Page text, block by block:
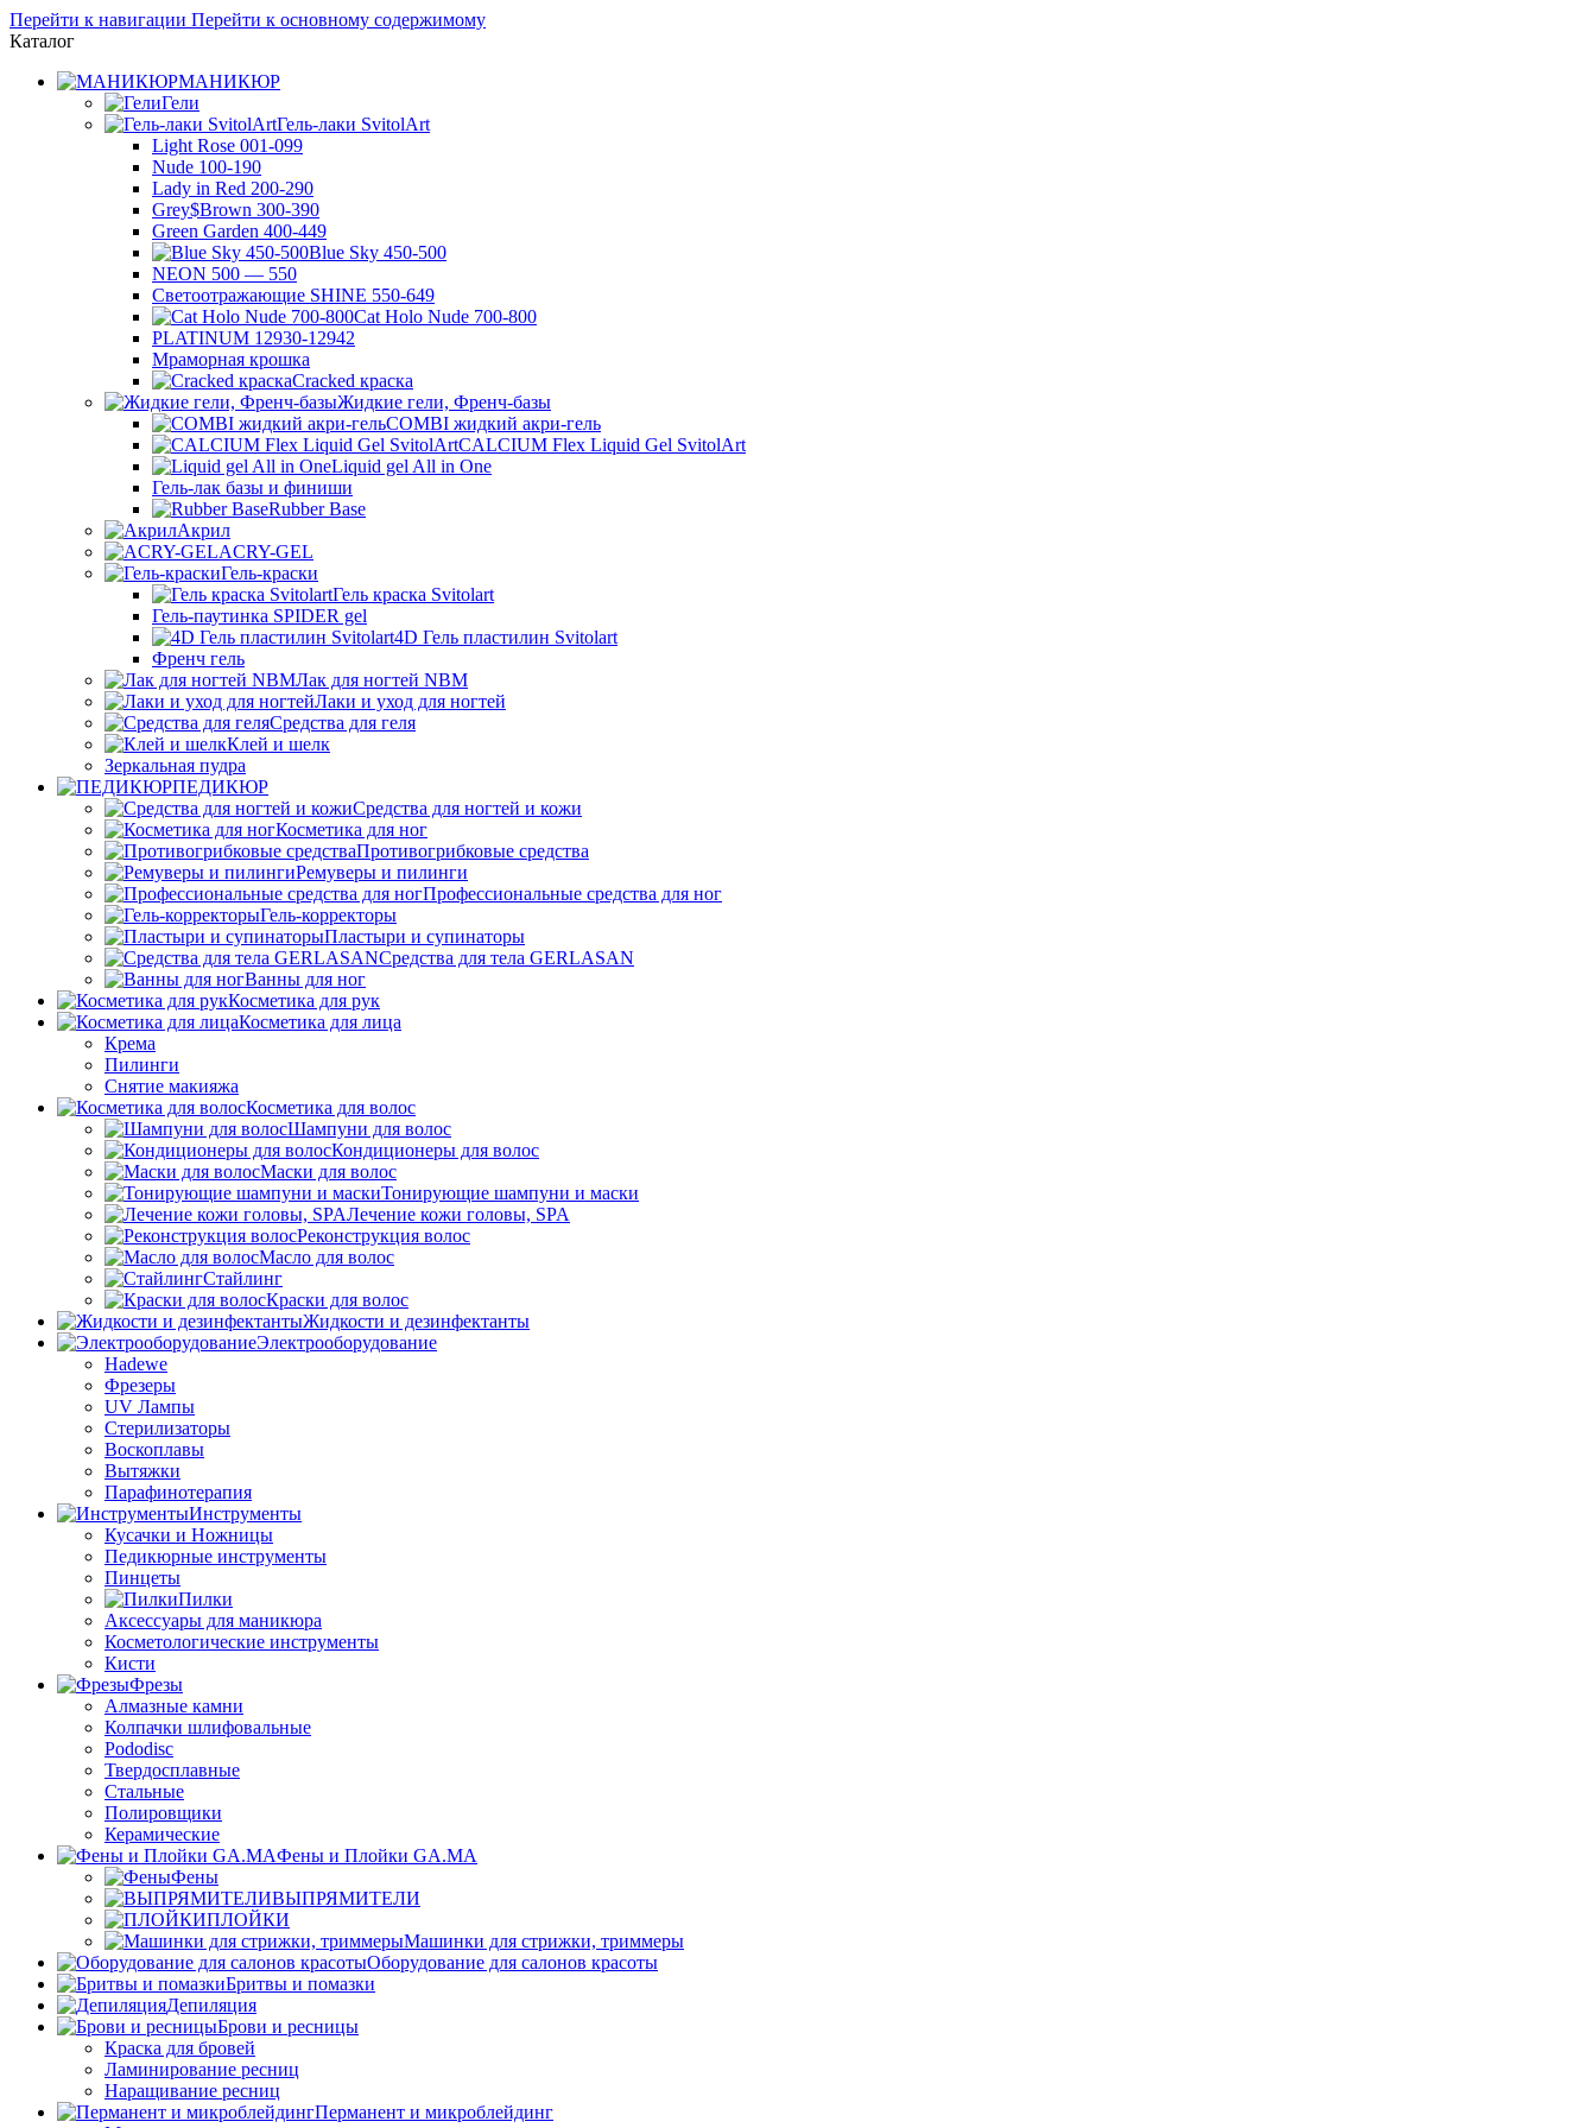
Перейти к навигации Перейти к основному содержимому
Каталог
МАНИКЮР
Гели
Гель-лаки SvitolArt
Light Rose 001-099
Nude 100-190
Lady in Red 200-290
Grey$Brown 300-390
Green Garden 400-449
Blue Sky 450-500
NEON 500 — 550
Светоотражающие SHINE 550-649
Cat Holo Nude 700-800
PLATINUM 12930-12942
Мраморная крошка
Cracked краска
Жидкие гели, Френч-базы
COMBI жидкий акри-гель
CALCIUM Flex Liquid Gel SvitolArt
Liquid gel All in One
Гель-лак базы и финиши
Rubber Base
Акрил
ACRY-GEL
Гель-краски
Гель краска Svitolart
Гель-паутинка SPIDER gel
4D Гель пластилин Svitolart
Френч гель
Лак для ногтей NBM
Лаки и уход для ногтей
Средства для геля
Клей и шелк
Зеркальная пудра
ПЕДИКЮР
Средства для ногтей и кожи
Косметика для ног
Противогрибковые средства
Ремуверы и пилинги
Профессиональные средства для ног
Гель-корректоры
Пластыри и супинаторы
Средства для тела GERLASAN
Ванны для ног
Косметика для рук
Косметика для лица
Крема
Пилинги
Снятие макияжа
Косметика для волос
Шампуни для волос
Кондиционеры для волос
Маски для волос
Тонирующие шампуни и маски
Лечение кожи головы, SPA
Реконструкция волос
Масло для волос
Стайлинг
Краски для волос
Жидкости и дезинфектанты
Электрооборудование
Hadewe
Фрезеры
UV Лампы
Стерилизаторы
Воскоплавы
Вытяжки
Парафинотерапия
Инструменты
Кусачки и Ножницы
Педикюрные инструменты
Пинцеты
Пилки
Аксессуары для маникюра
Косметологические инструменты
Кисти
Фрезы
Алмазные камни
Колпачки шлифовальные
Pododisc
Твердосплавные
Стальные
Полировщики
Керамические
Фены и Плойки GA.MA
Фены
ВЫПРЯМИТЕЛИ
ПЛОЙКИ
Машинки для стрижки, триммеры
Оборудование для салонов красоты
Бритвы и помазки
Депиляция
Брови и ресницы
Краска для бровей
Ламинирование ресниц
Наращивание ресниц
Перманент и микроблейдинг